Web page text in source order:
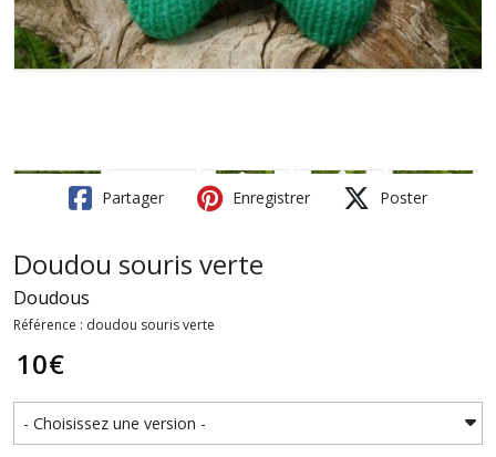
Partager Enregistrer Poster
Doudou souris verte
Doudous
Référence : doudou souris verte
10€